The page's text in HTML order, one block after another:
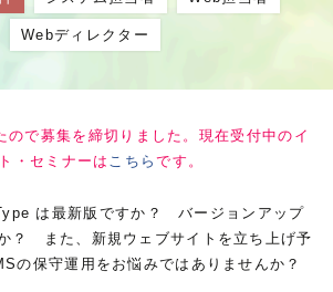
Webディレクター
で募集を締切りました。現在受付中のイ
・セミナーは こちらです。
は最新版ですか？ バージョンアップ
？ また、新規ウェブサイトを立ち上げ予
の保守運用をお悩みではありませんか？